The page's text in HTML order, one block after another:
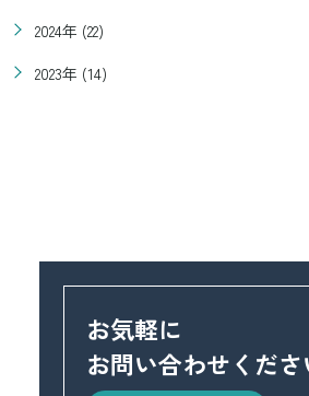
2024年 (22)
2023年 (14)
お気軽に
お問い合わせくださ